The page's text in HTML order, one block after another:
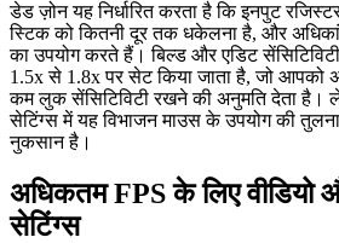
डेड ज़ोन यह निर्धारित करता है कि इनपुट
स्टिक को कितनी दूर तक धकेलना है, और
का उपयोग करते हैं। बिल्ड और एडिट
1.5x से 1.8x पर सेट किया जाता है, जो आपको
कम लुक सेंसिटिविटी रखने की अनुमति देता है।
सेटिंग्स में यह विभाजन माउस के उपयोग की
नुकसान है।
अधिकतम FPS के लिए वीडियो
सेटिंग्स